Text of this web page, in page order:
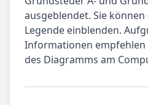
ausgeblendet. Sie
Legende einblenden.
Informationen empfehlen
des Diagramms am